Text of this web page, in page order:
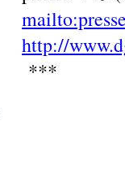
http://
***